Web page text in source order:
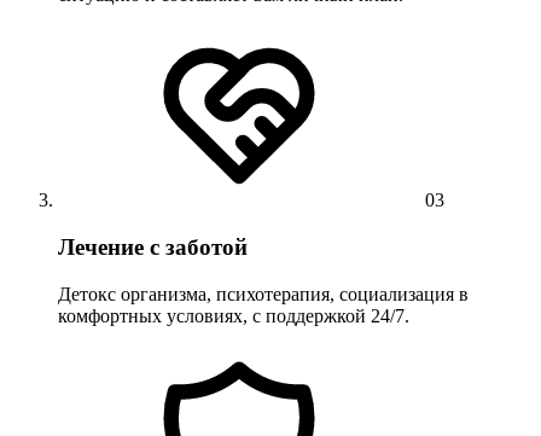
03
Лечение с заботой
Детокс организма, психотерапия, социализация в
комфортных условиях, с поддержкой 24/7.